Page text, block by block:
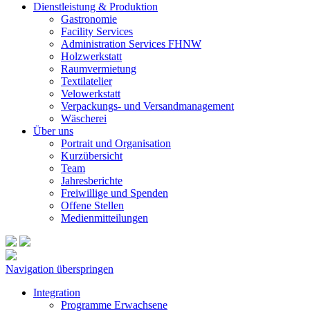
Dienstleistung & Produktion
Gastronomie
Facility Services
Administration Services FHNW
Holzwerkstatt
Raumvermietung
Textilatelier
Velowerkstatt
Verpackungs- und Versandmanagement
Wäscherei
Über uns
Portrait und Organisation
Kurzübersicht
Team
Jahresberichte
Freiwillige und Spenden
Offene Stellen
Medienmitteilungen
Navigation überspringen
Integration
Programme Erwachsene